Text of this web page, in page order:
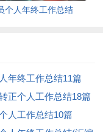
个人年终工作总结
年终工作总结11篇
正个人工作总结18篇
人工作总结10篇